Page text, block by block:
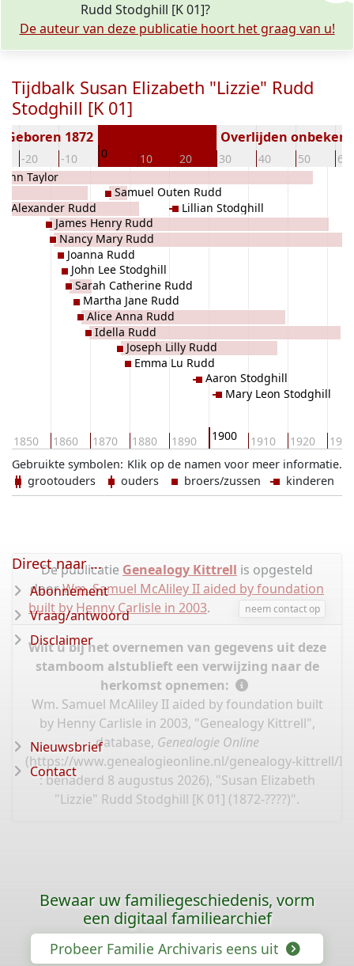
Rudd Stodghill [K 01]?
De auteur van deze publicatie hoort het graag van u!
Tijdbalk Susan Elizabeth "Lizzie" Rudd
Stodghill [K 01]
-20 -10 0 10 20 30 40 50 60
Geboren 1872 Overlijden
1850 1860 1870 1880 1890 1900 1910 1920 1930
Alexander Rudd
Taylor
James Henry Rudd
Nancy Mary Rudd
Joanna Rudd
John Lee Stodghill
Sarah Catherine Rudd
Martha Jane Rudd
Alice Anna Rudd
Idella Rudd
Samuel Outen Rudd
Joseph Lilly Rudd
Emma Lu Rudd
Lillian Stodghill
Aaron Stodghill
Mary Leon Stodghill
Klik op de namen voor meer informatie.
Gebruikte symbolen:
grootouders
ouders broers/zussen kinderen
De publicatie Genealogy Kittrell is opgesteld
doorWm. Samuel McAliley II aided by foundation
built by Henny Carlisle in 2003. neem contact op
Wilt u bij het overnemen van gegevens uit deze
stamboom alstublieft een verwijzing naar de
herkomst opnemen:
Wm. Samuel McAliley II aided by foundation built
by Henny Carlisle in 2003, "Genealogy Kittrell",
database, Genealogie Online
(https://www.genealogieonline.nl/genealogy-kittrell/
: benaderd 8 augustus 2026), "Susan Elizabeth
"Lizzie" Rudd Stodghill [K 01] (1872-????)".
Direct naar ...
Abonnement
Vraag/antwoord
Disclaimer
Nieuwsbrief
Contact
Bewaar uw familiegeschiedenis, vorm
een digitaal familiearchief
Probeer Familie Archivaris eens uit